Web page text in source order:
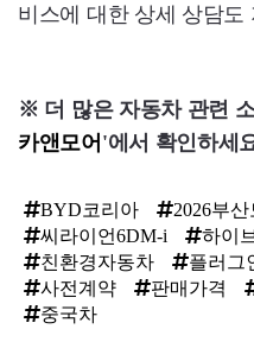
비스에 대한 상세 상담도
※ 더 많은 자동차 관련
카앤모어 '에서 확인하세
BYD코리아
2026부
씨라이언6DM-i
하이
친환경자동차
플러그
사전계약
판매가격
중국차